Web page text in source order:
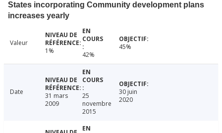
States incorporating Community development plans
increases yearly
Valeur
1%
42%
45%
Date
31 mars
2009
25
novembre
2015
30 juin
2020